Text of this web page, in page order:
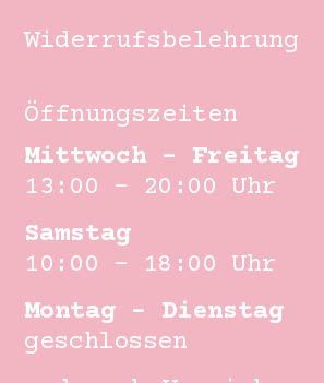
Widerrufsbelehrung
Öffnungszeiten
Mittwoch – Freitag
13:00 – 20:00 Uhr
Samstag
10:00 – 18:00 Uhr
Montag – Dienstag
geschlossen